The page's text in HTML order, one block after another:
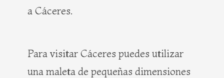
a Cáceres.
Para visitar Cáceres puedes utilizar
una maleta de pequeñas dimensiones